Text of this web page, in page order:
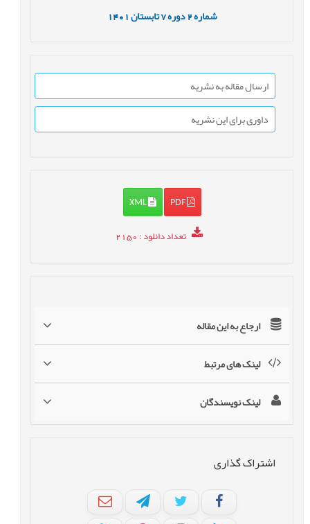
شماره2 دوره7 تابستان1401
ارسال مقاله به نشریه
داوری برای این نشریه
PDF
XML
تعداد دانلود: 2150
ارجاع به این مقاله
لینک های مرتبط
لینک نویسندگان
اشتراک گذاری